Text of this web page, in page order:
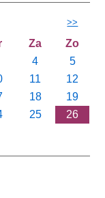
>>
Za
Zo
4
5
11
12
18
19
25
26